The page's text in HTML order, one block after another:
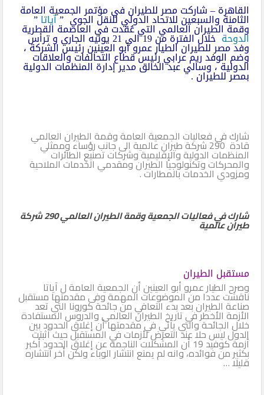
القاهرة – شاركت مصر للطيران في مؤتمر الجمعية العامة
الثامنة والسبعين للاتحاد الدولي للنقل الجوي ”آياتا”
وقمة الطيران العالمي التي عُقدت في العاصمة القطرية
الدوحة خلال الفترة من 19 الي 21 يونيه الجاري و ترأس
وفد مصر للطيران الطيار عمرو أبو العينين رئيس الشركة ،
وضم الوفد ريم عرابي رئيس قطاع التحالفات والعلاقات
الدولية ، وسالي عبد الخالق مدير إدارة المنظمات الدولية
بمصر للطيران .
شارك في فعاليات الجمعية العامة وقمة الطيران العالمي
قادة 290 شركة طيران عالمية الى جانب رؤساء وممثلي
المنظمات الدولية والإقليمية وشركات تصنيع الطائرات
والمحركات وتكنولوجيا الطيران ومقدمي الخدمات الملاحية
ومزودي الخدمات بالمطارات .
شارك في فعاليات الجمعية وقمة الطيران العالمي 290 شركة
طيران عالمية
مستقبل الطيران
وصرح الطيار عمرو أبو العينين أن الجمعية العامة ل آياتا
ناقشت عددا من الموضوعات المهمة وفى مقدمتها مستقبل
صناعة الطيران بعد بدء التعافي من جائحة كورونا التي تعد
الأزمة الأخطر في تاريخ الطيران العالمي والدروس المستفادة
خلال الجائحة والتي يأتي في مقدمتها أن إغلاق الحدود بين
الدول ليس حلا عند التعرض لأزمات في المستقبل حيث أثبتت
أزمة كوفيد 19 أن المشكلات الناجمة عن إغلاق الحدود أكبر
بكثير من فوائده، وانه لم يمنع انتشار الوباء ولكن أخر انتشاره
قليلا …